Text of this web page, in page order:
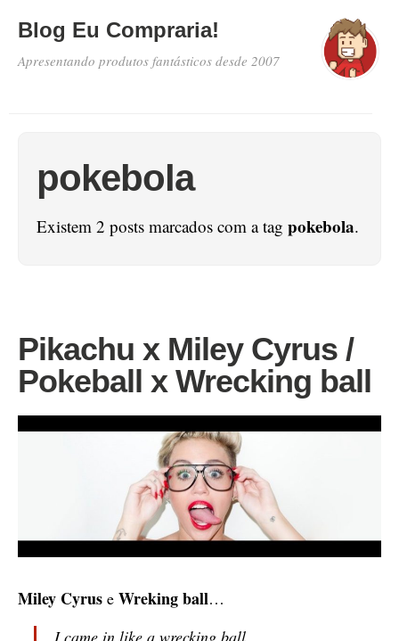
Blog Eu Compraria!
Apresentando produtos fantásticos desde 2007
pokebola
Existem 2 posts marcados com a tag pokebola.
Pikachu x Miley Cyrus /
Pokeball x Wrecking ball
Miley Cyrus e Wreking ball…
I came in like a wrecking ball